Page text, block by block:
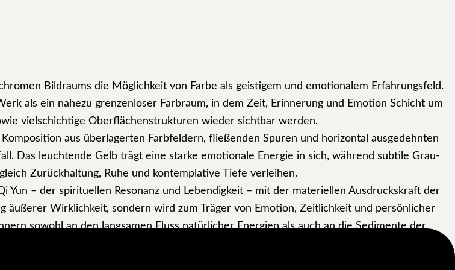
Bildraums die Möglichkeit von Farbe als geistigem und emotionalem Erfahrungsfeld.
als ein nahezu grenzenloser Farbraum, in dem Zeit, Erinnerung und Emotion Schicht um
vielschichtige Oberflächenstrukturen wieder sichtbar werden.
aus überlagerten Farbfeldern, fließenden Spuren und horizontal ausgedehnten
Das leuchtende Gelb trägt eine starke emotionale Energie in sich, während subtile Grau-
Zurückhaltung, Ruhe und kontemplative Tiefe verleihen.
Yun – der spirituellen Resonanz und Lebendigkeit – mit der materiellen Ausdruckskraft der
Wirklichkeit, sondern wird zum Träger von Emotion, Zeitlichkeit und persönlicher
sowohl an den langsamen Fluss natürlicher Energien als auch an die Sedimente der